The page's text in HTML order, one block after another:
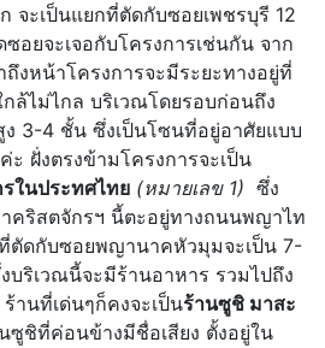
จะเป็นแยกที่ตัดกับซอยเพชรบุรี 12
ซอยจะเจอกับโครงการเช่นกัน จาก
งหน้าโครงการจะมีระยะทางอยู่ที่
ล้ไม่ไกล บริเวณโดยรอบก่อนถึง
ง 3-4 ชั้น ซึ่งเป็นโซนที่อยู่อาศัยแบบ
ฝั่งตรงข้ามโครงการจะเป็น
ในประทศไทย (หมายเลข 1) ซึ่ง
คริสตจักรฯ นี้ตะอยู่ทางถนนพญาไท
ตัดกับซอยพญานาคหัวมุมจะเป็น 7-
บริเวณนี้จะมีร้านอาหาร รวมไปถึง
านที่เด่นๆก็คงจะเป็นร้านซูชิ มาสะ
ซูชิที่ค่อนข้างมีชื่อเสียง ตั้งอยู่ใน